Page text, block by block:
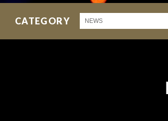
CATEGORY NEWS